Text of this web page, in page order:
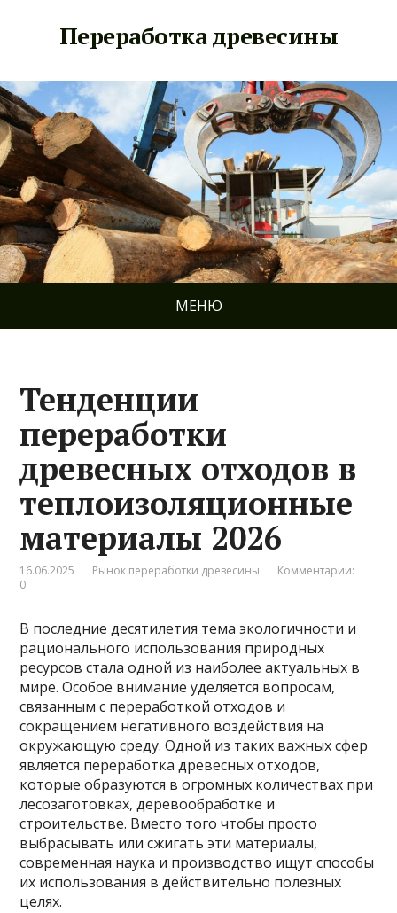
Переработка древесины
МЕНЮ
Тенденции
переработки
древесных отходов в
теплоизоляционные
материалы 2026
16.06.2025 Рынок переработки древесины
Комментарии:
0
В последние десятилетия тема экологичности и
рационального использования природных
ресурсов стала одной из наиболее актуальных в
мире. Особое внимание уделяется вопросам,
связанным с переработкой отходов и
сокращением негативного воздействия на
окружающую среду. Одной из таких важных сфер
является переработка древесных отходов,
которые образуются в огромных количествах при
лесозаготовках, деревообработке и
строительстве. Вместо того чтобы просто
выбрасывать или сжигать эти материалы,
современная наука и производство ищут способы
их использования в действительно полезных
целях.